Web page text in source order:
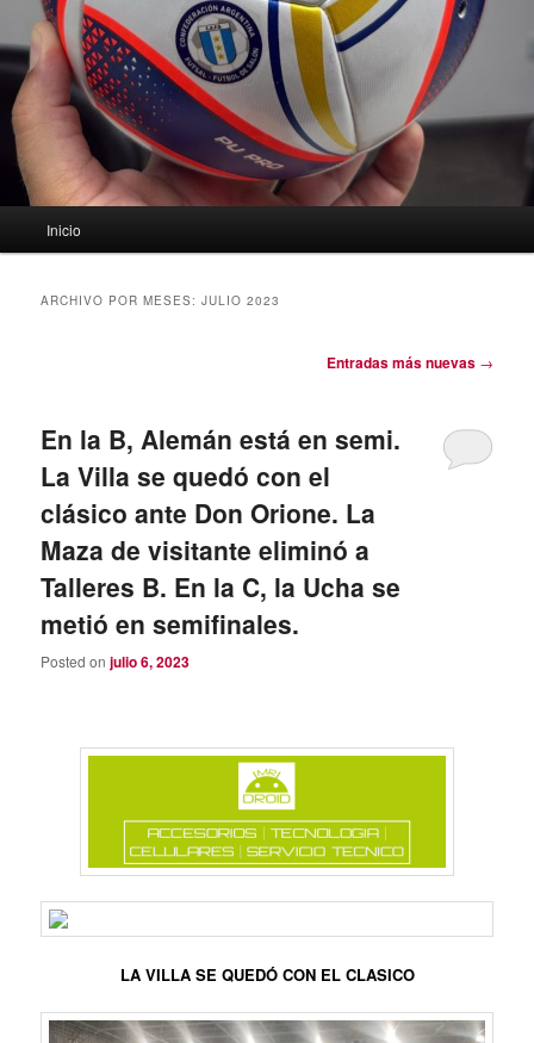
Inicio
ARCHIVO POR MESES:JULIO 2023
Entradas más nuevas →
En la B, Alemán está en semi.
La Villa se quedó con el
clásico ante Don Orione. La
Maza de visitante eliminó a
Talleres B. En la C, la Ucha se
metió en semifinales.
Posted onjulio 6, 2023
LA VILLA SE QUEDÓ CON EL CLASICO